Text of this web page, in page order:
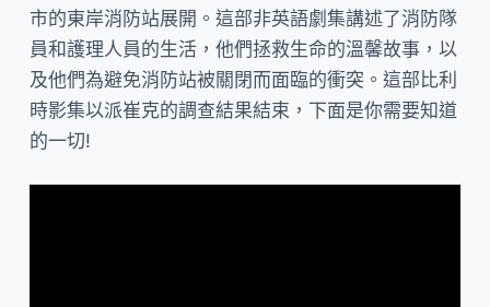
市的東岸消防站展開。這部非英語劇集講述了消防隊
員和護理人員的生活，他們拯救生命的溫馨故事，以
及他們為避免消防站被關閉而面臨的衝突。這部比利
時影集以派崔克的調查結果結束，下面是你需要知道
的一切!